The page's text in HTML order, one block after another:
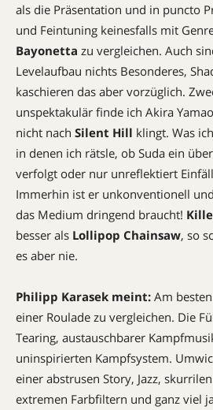
als die Präsentation und in puncto
und Feintuning keinesfalls mit
Bayonetta zu vergleichen. Auch
Levelaufbau nichts Besonderes,
kaschieren das aber vorzüglich.
unspektakulär finde ich Akira
nicht nach Silent Hill klingt. Was
in denen ich rätsle, ob Suda ein
verfolgt oder nur unreflektiert
Immerhin ist er unkonventionell
das Medium dringend braucht!
besser als Lollipop Chainsaw, so
es aber nie.
Philipp Karasek meint: Am
einer Roulade zu vergleichen. Die
Tearing, austauschbarer
uninspirierten Kampfsystem.
einer abstrusen Story, Jazz,
extremen Farbfiltern und ganz viel